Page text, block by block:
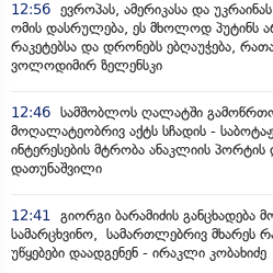
12:56 ევროპას, ამერიკასა და
ომის დასრულება, ეს მხოლოდ პუტინს
რაკეტებსა და დრონებს ებღაუჭება,
ვოლოდიმირ ზელენსკი
12:46 სამშობლოს ღალატში
მოღალატეობრივ აქტს სჩადის -
ინტერესების მტრობა ანაკლიის პორტის
დათუნაშვილი
12:41 გიორგი ბარამიძის
სამარცხვინო, სამართლებრივ მხარეს
უწყებები დაადგენენ - ირაკლი კობახიძე